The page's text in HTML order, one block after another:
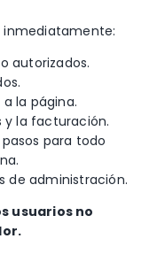
inmediatamente:
autorizados.
la página.
y la facturación.
para todo
de administración.
usuarios no